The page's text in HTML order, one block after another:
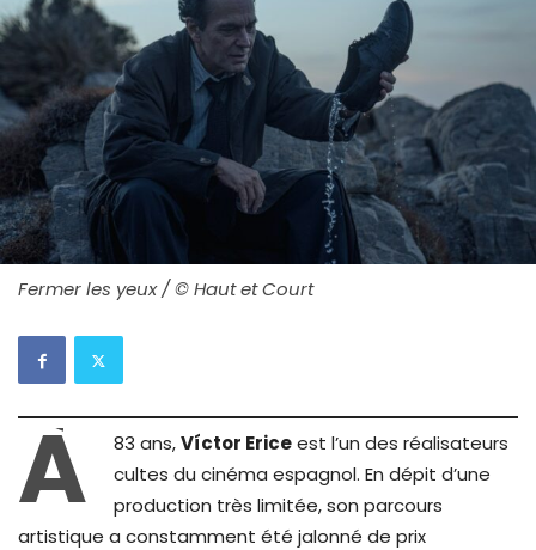
Fermer les yeux / © Haut et Court
À 83 ans,Víctor Ericeest l’un des réalisateurs
cultes du cinéma espagnol. En dépit d’une
production très limitée, son parcours
artistique a constamment été jalonné de prix